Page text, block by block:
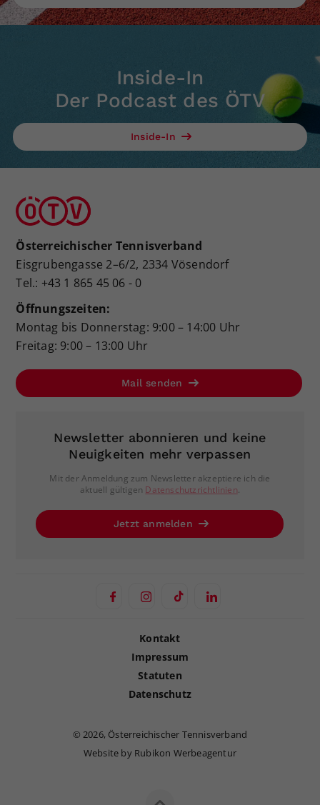
Inside-In
Der Podcast des ÖTV
Inside-In
Österreichischer Tennisverband
Eisgrubengasse 2–6/2, 2334 Vösendorf
Tel.: +43 1 865 45 06 - 0
Öffnungszeiten:
Montag bis Donnerstag: 9:00 – 14:00 Uhr
Freitag: 9:00 – 13:00 Uhr
Mail senden
Newsletter abonnieren und keine
Neuigkeiten mehr verpassen
Mit der Anmeldung zum Newsletter akzeptiere ich die
aktuell gültigen Datenschutzrichtlinien.
Jetzt anmelden
Kontakt
Impressum
Statuten
Datenschutz
©2026, Österreichischer Tennisverband
Website by Rubikon Werbeagentur